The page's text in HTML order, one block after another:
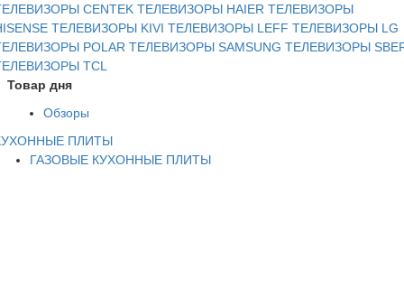
CENTEK ТЕЛЕВИЗОРЫ HAIER ТЕЛЕВИЗОРЫ
ТЕЛЕВИЗОРЫ KIVI ТЕЛЕВИЗОРЫ LEFF ТЕЛЕВИЗОРЫ LG
POLAR ТЕЛЕВИЗОРЫ SAMSUNG ТЕЛЕВИЗОРЫ
TCL
Товар дня
Обзоры
ПЛИТЫ
ГАЗОВЫЕ КУХОННЫЕ ПЛИТЫ